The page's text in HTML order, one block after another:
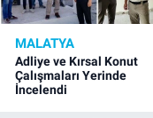
MALATYA
Adliye ve Kırsal Konut
Çalışmaları Yerinde
İncelendi